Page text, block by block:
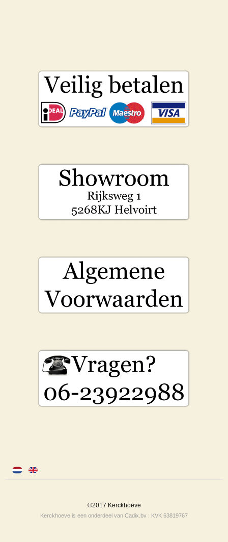
©2017 Kerckhoeve
Kerckhoeve is een onderdeel van Cadix.bv : KVK 63819767